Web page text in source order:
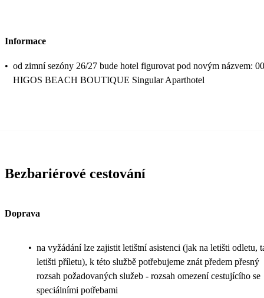
Informace
• od zimní sezóny 26/27 bude hotel figurovat pod novým názvem:
HIGOS BEACH BOUTIQUE Singular Aparthotel
Bezbariérové cestování
Doprava
• na vyžádání lze zajistit letištní asistenci (jak na letišti odletu,
letišti příletu), k této službě potřebujeme znát předem přesný
rozsah požadovaných služeb - rozsah omezení cestujícího se
speciálními potřebami